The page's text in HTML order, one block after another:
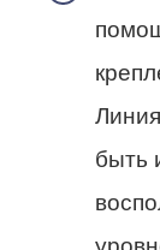
быть